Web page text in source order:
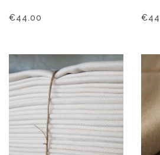
€44.00 €